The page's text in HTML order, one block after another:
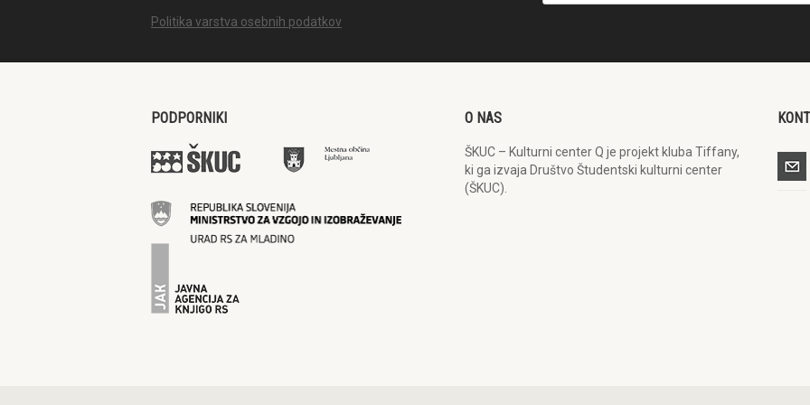
Politika varstva osebnih podatkov
PODPORNIKI O NAS
ŠKUC – Kulturni center Q je projekt kluba Tiffany,
ki ga izvaja Društvo Študentski kulturni center
(ŠKUC).